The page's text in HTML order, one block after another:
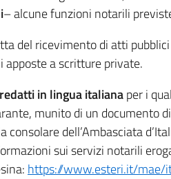
– alcune funzioni notarili
del ricevimento di atti
apposte a scritture private.
redatti in lingua italianaper i
munito di un documento
consolare dell’Ambasciata
sui servizi notarili
https://www.esteri.it/